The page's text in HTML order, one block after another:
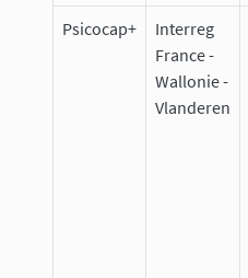
Psicocap+
Interreg
France -
Wallonie -
Vlanderen